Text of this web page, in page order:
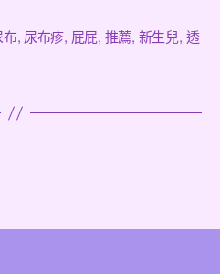
布, 尿布疹, 屁屁, 推薦, 新生兒, 透